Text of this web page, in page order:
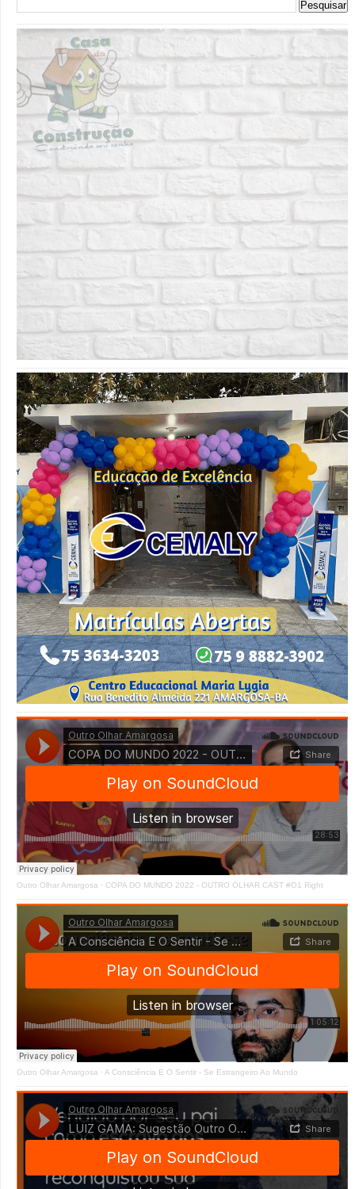
Outro Olhar Amargosa · COPA DO MUNDO 2022 - OUTRO OLHAR CAST #O1 Right
Outro Olhar Amargosa · A Consciência E O Sentir - Se Estrangeiro Ao Mundo